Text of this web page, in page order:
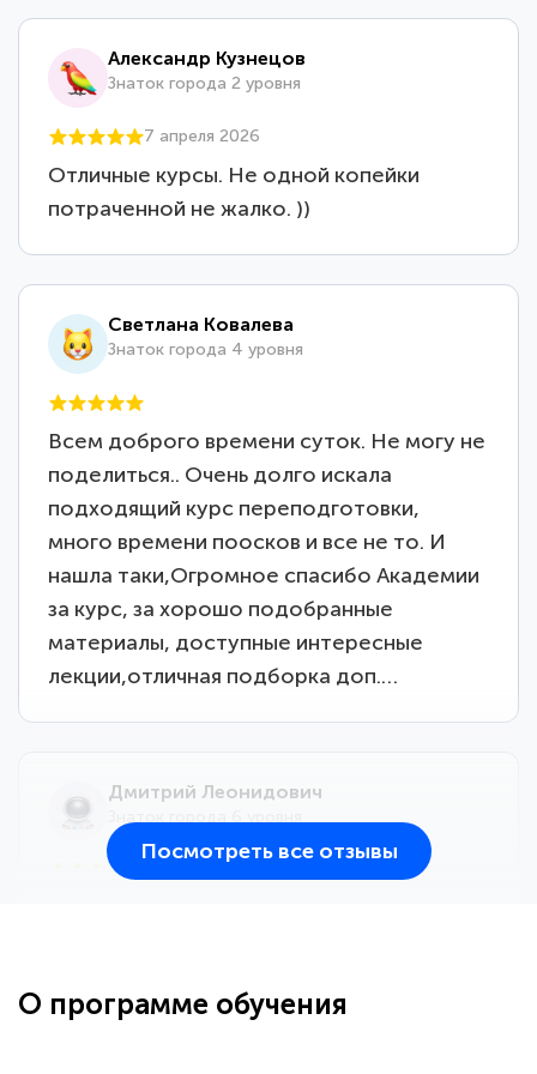
Александр Кузнецов
Знаток города 2 уровня
7 апреля 2026
Отличные курсы. Не одной копейки
потраченной не жалко. ))
Светлана Ковалева
Знаток города 4 уровня
Всем доброго времени суток. Не могу не
поделиться.. Очень долго искала
подходящий курс переподготовки,
много времени поосков и все не то. И
нашла таки,Огромное спасибо Академии
за курс, за хорошо подобранные
материалы, доступные интересные
лекции,отличная подборка доп.…
Дмитрий Леонидович
большое количество методических
Посмотреть все отзывы
О программе обучения